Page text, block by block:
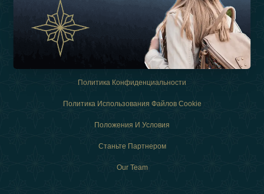
Связаться
Политика Конфиденциальности
Политика Использования Файлов Cookie
Положения И Условия
Станьте Партнером
Our Team